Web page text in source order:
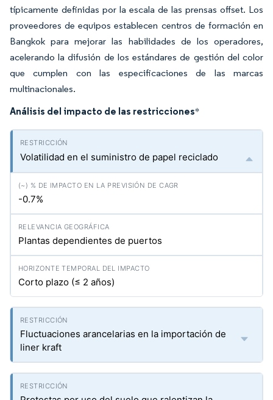
típicamente definidas por la escala de las prensas offset. Los
proveedores de equipos establecen centros de formación en
Bangkok para mejorar las habilidades de los operadores,
acelerando la difusión de los estándares de gestión del color
que cumplen con las especificaciones de las marcas
multinacionales.
Análisis del impacto de las restricciones*
Volatilidad en el suministro de papel reciclado
-0.7%
Plantas dependientes de puertos
Corto plazo (≤ 2 años)
Fluctuaciones arancelarias en la importación de
liner kraft